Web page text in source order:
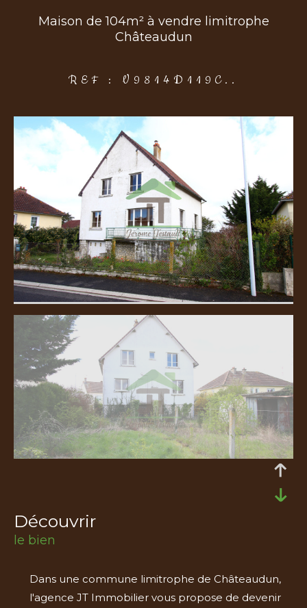
Maison de 104m² à vendre limitrophe
Châteaudun
REF : V9814D119C..
découvrir
le bien
Dans une commune limitrophe de Châteaudun,
l'agence JT Immobilier vous propose de devenir
EXCLUSIVITÉS